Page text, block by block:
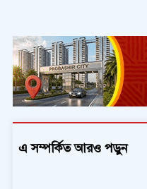
এ সম্পর্কিত আরও পড়ুন